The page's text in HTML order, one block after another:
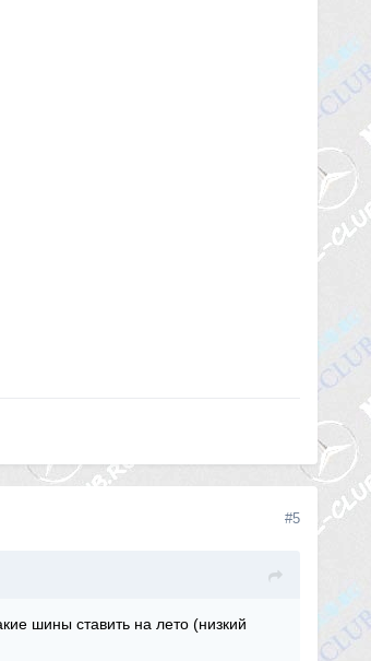
#5
шины ставить на лето (низкий